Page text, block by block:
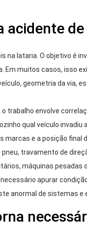
acidente
na lataria. O objetivo é
muitos casos, isso
geometria da via,
trabalho envolve
qual veículo
e a posição final
travamento de
máquinas
apurar
anormal de sistemas e